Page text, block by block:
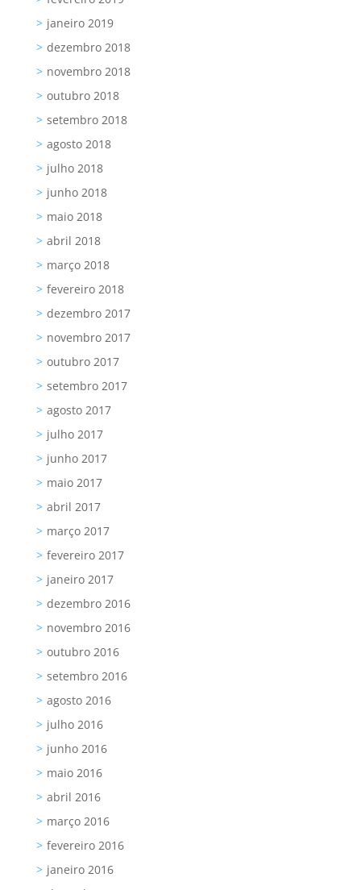
janeiro 2019
dezembro 2018
novembro 2018
outubro 2018
setembro 2018
agosto 2018
julho 2018
junho 2018
maio 2018
abril 2018
março 2018
fevereiro 2018
dezembro 2017
novembro 2017
outubro 2017
setembro 2017
agosto 2017
julho 2017
junho 2017
maio 2017
abril 2017
março 2017
fevereiro 2017
janeiro 2017
dezembro 2016
novembro 2016
outubro 2016
setembro 2016
agosto 2016
julho 2016
junho 2016
maio 2016
abril 2016
março 2016
fevereiro 2016
janeiro 2016